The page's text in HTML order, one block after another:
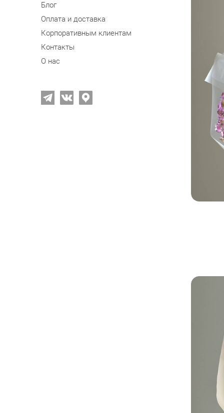
Блог
Оплата и доставка
Корпоративным клиентам
Контакты
О нас